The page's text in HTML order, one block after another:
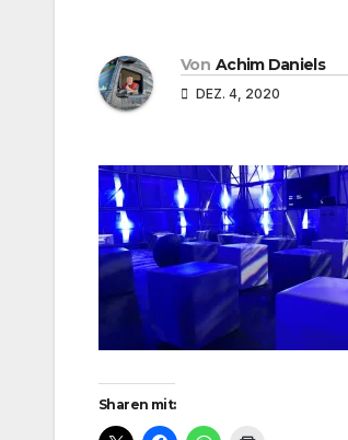
Von Achim Daniels
DEZ. 4, 2020
Sharen mit: